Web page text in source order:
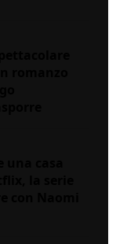
romanzo
casa
la serie